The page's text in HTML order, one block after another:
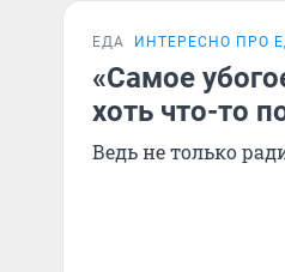
ЕДА ИНТЕРЕСНО ПРО
«Самое
хоть что-то
Ведь не только